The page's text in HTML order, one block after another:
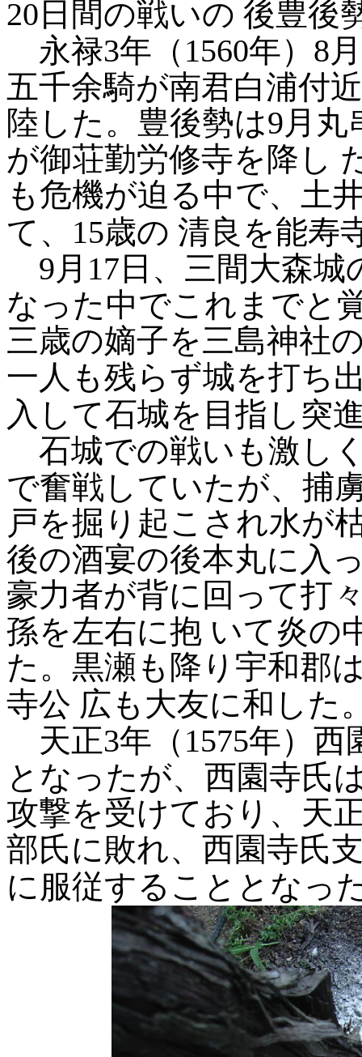
20日間の戦いの 後豊後
永禄3年（1560年）8
五千余騎が南君白浦付
陸した。豊後勢は9月
が御荘勤労修寺を降し
も危機が迫る中で、土
て、15歳の 清良を能寿
9月17日、三間大森城
なった中でこれまでと
三歳の嫡子を三島神社
一人も残らず城を打ち
入して石城を目指し突
石城での戦いも激し
で奮戦していたが、捕
戸を掘り起こされ水が
後の酒宴の後本丸に入
豪力者が背に回って打
孫を左右に抱 いて炎の
た。黒瀬も降り宇和郡
寺公 広も大友に和した
天正3年（1575年）西
となったが、西園寺氏
攻撃を受けており、天
部氏に敗れ、西園寺氏
に服従することとなっ